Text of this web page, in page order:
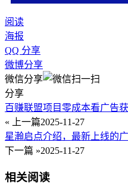
阅读
海报
QQ 分享
微博分享
微信分享
分享
百赚联盟项目零成本看广告
« 上一篇2025-11-27
星瀚启点介绍，最新上线的
下一篇 »2025-11-27
相关阅读